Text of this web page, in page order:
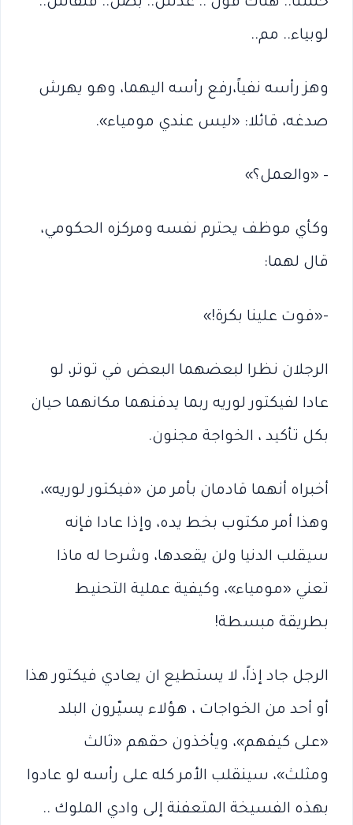
لوبياء.. مم..
وهز رأسه نفياً،رفع رأسه اليهما، وهو يهرش
صدغه، قائلا: «ليس عندي مومياء».
– «والعمل؟»
وكأي موظف يحترم نفسه ومركزه الحكومي،
قال لهما:
-«فوت علينا بكرة!»
الرجلان نظرا لبعضهما البعض في توتر، لو
عادا لفيكتور لوريه ربما يدفنهما مكانهما حيان
بكل تأكيد ، الخواجة مجنون.
أخبراه أنهما قادمان بأمر من «فيكتور لوريه»،
وهذا أمر مكتوب بخط يده، وإذا عادا فإنه
سيقلب الدنيا ولن يقعدها، وشرحا له ماذا
تعني «مومياء»، وكيفية عملية التحنيط
بطريقة مبسطة!
الرجل جاد إذاً، لا يستطيع ان يعادي فيكتور هذا
أو أحد من الخواجات ، هؤلاء يسيّرون البلد
«على كيفهم»، ويأخذون حقهم «ثالث
ومثلث»، سينقلب الأمر كله على رأسه لو عادوا
بهذه الفسيخة المتعفنة إلى وادي الملوك ..